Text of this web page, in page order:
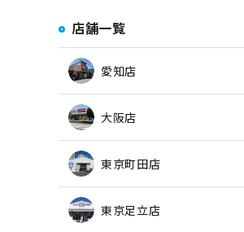
店舗一覧
愛知店
大阪店
東京町田店
東京足立店